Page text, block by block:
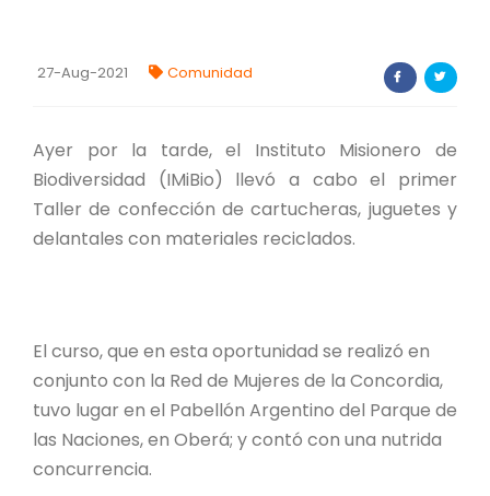
FORMULARIO DE REGISTRO DE
INVESTIGADORES
PROGRAMAS Y PROYECTOS
PROGRAMAS
MONUMENTOS NATURALES
REPOSITORIO
CONTACTO
27-Aug-2021 Comunidad
Ayer por la tarde, el Instituto Misionero de
Biodiversidad (IMiBio) llevó a cabo el primer
Taller de confección de cartucheras, juguetes y
delantales con materiales reciclados.
El curso, que en esta oportunidad se realizó en
conjunto con la Red de Mujeres de la Concordia,
tuvo lugar en el Pabellón Argentino del Parque de
las Naciones, en Oberá; y contó con una nutrida
concurrencia.